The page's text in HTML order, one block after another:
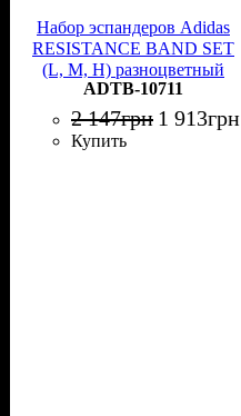
Набор эспандеров Adidas
RESISTANCE BAND SET
(L, M, H) разноцветный
ADTB-10711
ADTB-10711
2 147грн 1 913грн
Купить